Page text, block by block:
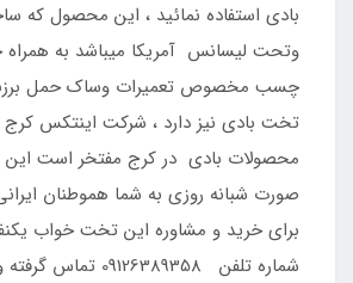
بادی استفاده نمائید ، این محصول که
وتحت لیسانس آمریکا میباشد به
چسب مخصوص تعمیرات وساک حمل
تخت بادی نیز دارد ، شرکت اینتکس کرج
محصولات بادی در کرج مفتخر است این
صورت شبانه روزی به شما هموطنان
برای خرید و مشاوره این تخت خواب
شماره تلفن